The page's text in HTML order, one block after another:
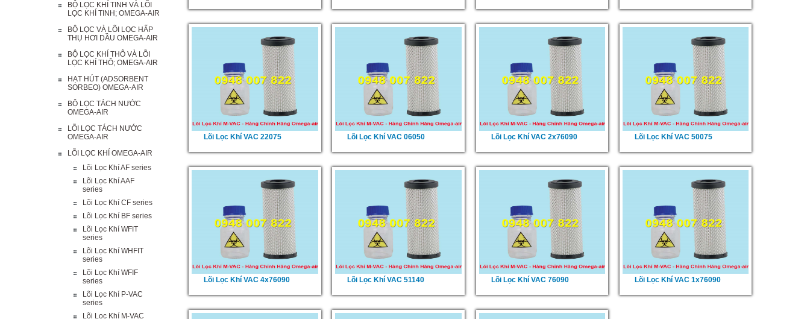
BỘ LỌC KHÍ TINH VÀ LÕI
LỌC KHÍ TINH; OMEGA-AIR
BỘ LỌC VÀ LÕI LỌC HẤP
THỤ HƠI DẦU OMEGA-AIR
BỘ LỌC KHÍ THÔ VÀ LÕI
LỌC KHÍ THÔ; OMEGA-AIR
HẠT HÚT (ADSORBENT
SORBEO) OMEGA-AIR
BỘ LỌC TÁCH NƯỚC
OMEGA-AIR
LÕI LỌC TÁCH NƯỚC
OMEGA-AIR
LÕI LỌC KHÍ OMEGA-AIR
Lõi Lọc Khí AF series
Lõi Lọc Khí AAF
series
Lõi Lọc Khí CF series
Lõi Lọc Khí BF series
Lõi Lọc Khí WFIT
series
Lõi Lọc Khí WHFIT
series
Lõi Lọc Khí WFIF
series
Lõi Lọc Khí P-VAC
series
Lõi Lọc Khí M-VAC
Lõi Lọc Khí VAC 22075 Lõi Lọc Khí VAC 06050 Lõi Lọc Khí VAC 2x76090 Lõi Lọc Khí VAC 50075
Lõi Lọc Khí VAC 4x76090 Lõi Lọc Khí VAC 51140 Lõi Lọc Khí VAC 76090 Lõi Lọc Khí VAC 1x76090